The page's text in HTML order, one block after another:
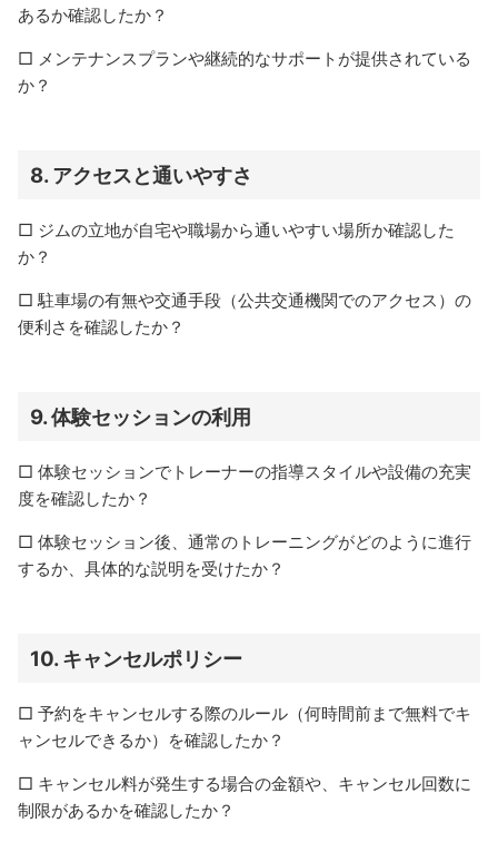
あるか確認したか？
□ メンテナンスプランや継続的なサポートが提供されている
か？
8.アクセスと通いやすさ
□ ジムの立地が自宅や職場から通いやすい場所か確認した
か？
□ 駐車場の有無や交通手段（公共交通機関でのアクセス）の
便利さを確認したか？
9.体験セッションの利用
□ 体験セッションでトレーナーの指導スタイルや設備の充実
度を確認したか？
□ 体験セッション後、通常のトレーニングがどのように進行
するか、具体的な説明を受けたか？
10.キャンセルポリシー
□ 予約をキャンセルする際のルール（何時間前まで無料でキ
ャンセルできるか）を確認したか？
□ キャンセル料が発生する場合の金額や、キャンセル回数に
制限があるかを確認したか？